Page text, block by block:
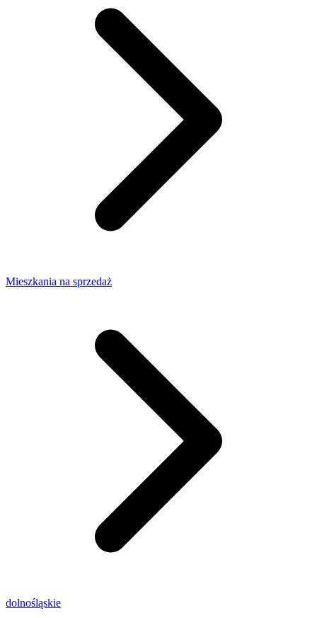
Mieszkania na sprzedaż
dolnośląskie